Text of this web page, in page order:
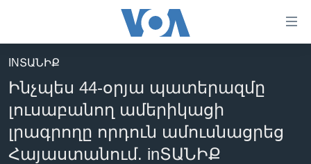
հիմնական
բովանդակությանը
հիմնական
բովանդակությանը
հիմնական
ԼՈՒՐԵՐ
ՍՓՅՈՒՌՔ
ՏԵՍԱՆՅՈՒԹԵՐ
INՏԱՆԻՔ
Ինչպես 44-օրյա պատերազմը
լուսաբանող ամերիկացի
լրագրողը որդուն ամուսնացրեց
Հայաստանում. inՏԱՆԻՔ